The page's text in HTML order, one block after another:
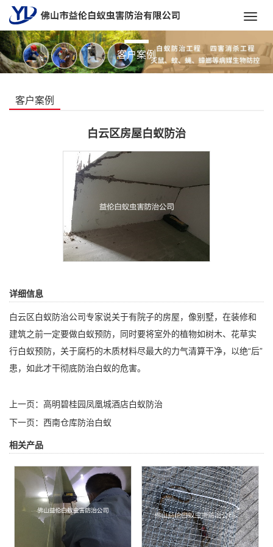
客户案例
客户案例
白云区房屋白蚁防治
详细信息
白云区白蚁防治公司专家说关于有院子的房屋，像别墅，在装修和
建筑之前一定要做白蚁预防，同时要将室外的植物如树木、花草实
行白蚁预防，关于腐朽的木质材料尽最大的力气清算干净，以绝“后”
患，如此才干彻底防治白蚁的危害。
上一页： 高明碧桂园凤凰城酒店白蚁防治
下一页： 西南仓库防治白蚁
相关产品